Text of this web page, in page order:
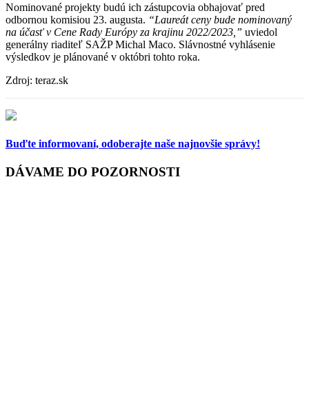
Nominované projekty budú ich zástupcovia obhajovať pred
odbornou komisiou 23. augusta. “Laureát ceny bude nominovaný
na účasť v Cene Rady Európy za krajinu 2022/2023,” uviedol
generálny riaditeľ SAŽP Michal Maco. Slávnostné vyhlásenie
výsledkov je plánované v októbri tohto roka.
Zdroj: teraz.sk
Buďte informovaní, odoberajte naše najnovšie správy!
DÁVAME DO POZORNOSTI